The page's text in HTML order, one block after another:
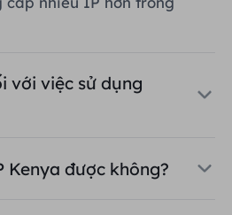
với việc sử dụng
Kenya được không?